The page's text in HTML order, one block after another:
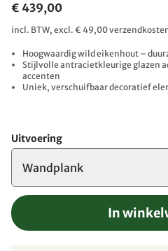
€ 439,00
incl. BTW, excl. € 49,00
Hoogwaardig wild eikenhout –
Stijlvolle antracietkleurige glazen
accenten
Uniek, verschuifbaar decoratief
Uitvoering
Wandplank
In